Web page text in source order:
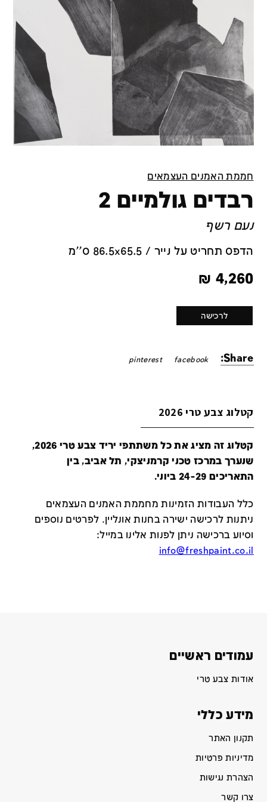
חממת האמנים העצמאים
רבדים גולמיים 2
נעם רשף
הדפס תחריט על נייר / 86.5x65.5 ס''מ
4,260
₪
לרכישה
Share:
facebook
pinterest
קטלוג צבע טרי 2026
קטלוג זה מציג את כל משתתפי יריד צבע טרי 2026,
שנערך במרכז טכני קרמניצקי, תל אביב, בין
התאריכים 24-29 ביוני.
כלל העבודות הזמינות מחממת האמנים העצמאים
ניתנות לרכישה ישירה בחנות אונליין. לפרטים נוספים
וסיוע ברכישה ניתן לפנות אלינו במייל:
info@freshpaint.co.il
עמודים ראשיים
אודות צבע טרי
מידע כללי
תקנון האתר
מדיניות פרטיות
הצהרת נגישות
צרו קשר